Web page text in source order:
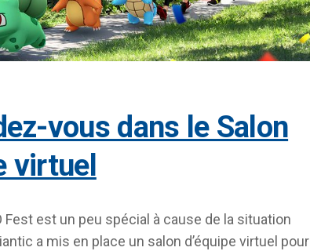
virtuel
Fest est un peu spécial à cause de la situation
a mis en place un salon d’équipe virtuel pour